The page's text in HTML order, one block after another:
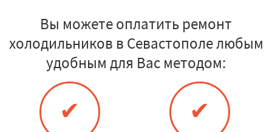
Вы можете оплатить ремонт
холодильников в Севастополе любым
удобным для Вас методом:
✔ ✔